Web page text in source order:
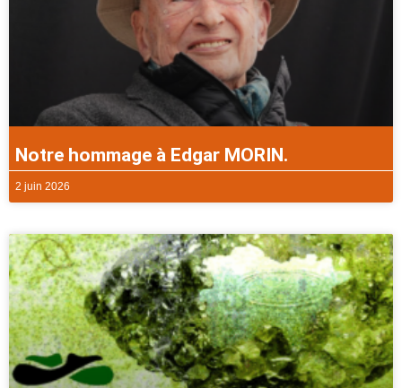
Notre hommage à Edgar MORIN.
2 juin 2026